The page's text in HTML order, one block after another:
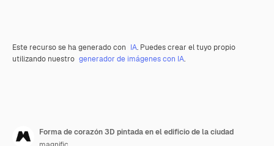
Este recurso se ha generado con IA. Puedes crear el tuyo propio
utilizando nuestro generador de imágenes con IA.
Forma de corazón 3D pintada en el edificio de la ciudad